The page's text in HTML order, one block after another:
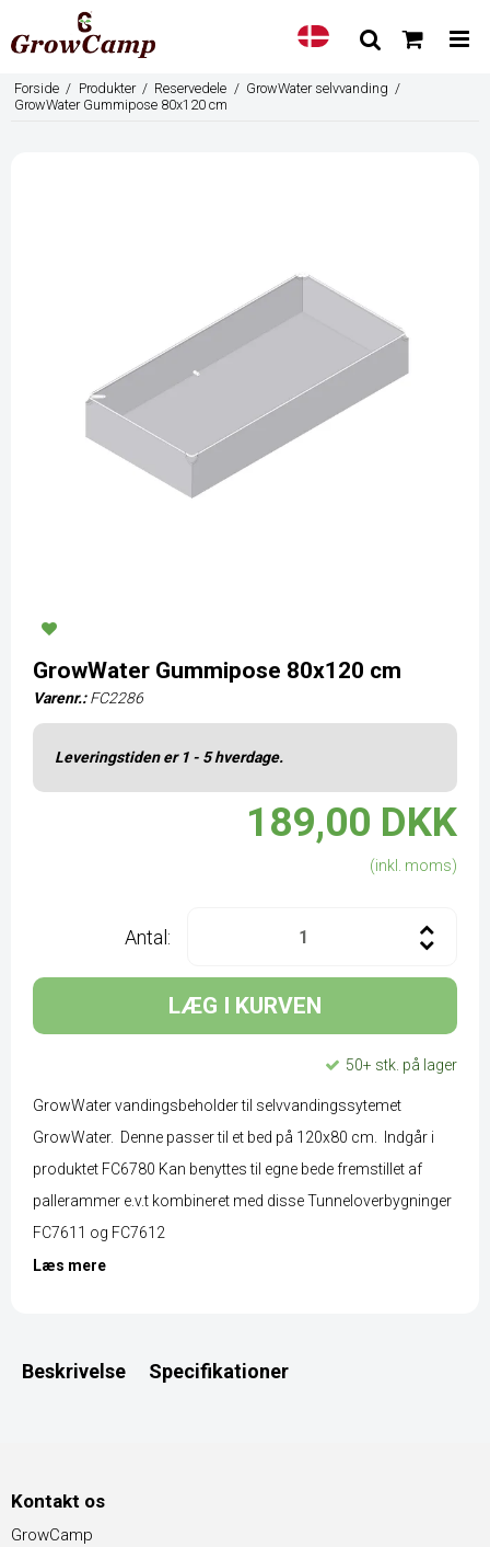
Forside / Produkter / Reservedele / GrowWater selvvanding /
GrowWater Gummipose 80x120 cm
GrowWater Gummipose 80x120 cm
Varenr.: FC2286
Leveringstiden er 1 - 5 hverdage.
189,00 DKK
(inkl. moms)
Antal:
LÆG I KURVEN
50+ stk. på lager
GrowWater vandingsbeholder til selvvandingssytemet
GrowWater. Denne passer til et bed på 120x80 cm. Indgår i
produktet FC6780 Kan benyttes til egne bede fremstillet af
pallerammer e.v.t kombineret med disse Tunneloverbygninger
FC7611 og FC7612
Læs mere
Beskrivelse Specifikationer
Kontakt os
GrowCamp